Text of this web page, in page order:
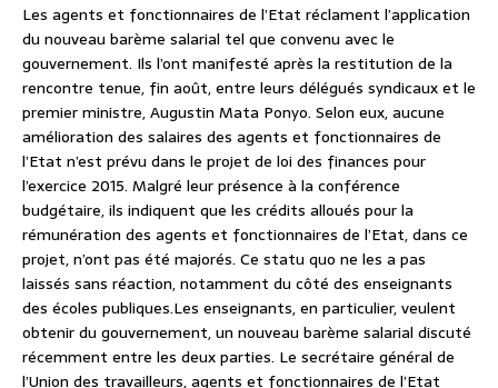
Les agents et fonctionnaires de l’Etat réclament l’application
du nouveau barème salarial tel que convenu avec le
gouvernement. Ils l’ont manifesté après la restitution de la
rencontre tenue, fin août, entre leurs délégués syndicaux et le
premier ministre, Augustin Mata Ponyo. Selon eux, aucune
amélioration des salaires des agents et fonctionnaires de
l’Etat n’est prévu dans le projet de loi des finances pour
l’exercice 2015. Malgré leur présence à la conférence
budgétaire, ils indiquent que les crédits alloués pour la
rémunération des agents et fonctionnaires de l’Etat, dans ce
projet, n’ont pas été majorés. Ce statu quo ne les a pas
laissés sans réaction, notamment du côté des enseignants
des écoles publiques.Les enseignants, en particulier, veulent
obtenir du gouvernement, un nouveau barème salarial discuté
récemment entre les deux parties. Le secrétaire général de
l’Union des travailleurs, agents et fonctionnaires de l’Etat